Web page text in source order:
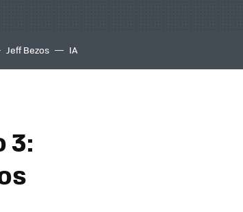
Jeff Bezos IA
3: